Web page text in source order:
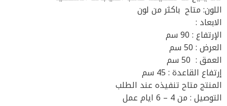
اللون: متاح باكثر من لون
الابعاد :
الإرتفاع : 90 سم
العرض : 50 سم
العمق : 50 سم
إرتفاع القاعدة : 45 سم
المنتج متاح تنفيذه عند الطلب
التوصيل : من 4 – 6 ايام عمل